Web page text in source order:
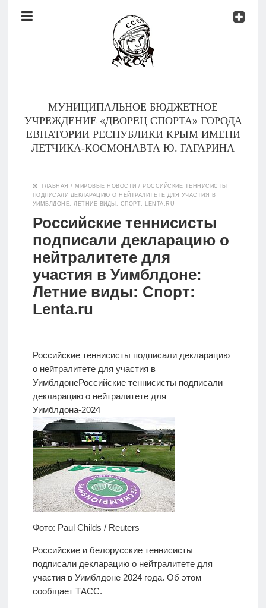
Документы
МУНИЦИПАЛЬНОЕ БЮДЖЕТНОЕ
УЧРЕЖДЕНИЕ «ДВОРЕЦ СПОРТА» ГОРОДА
ЕВПАТОРИИ РЕСПУБЛИКИ КРЫМ ИМЕНИ
ЛЕТЧИКА-КОСМОНАВТА Ю. ГАГАРИНА
Тренеры
Контакты
Новости
Родителям
О
Версия для
ГЛАВНАЯ / МИРОВЫЕ НОВОСТИ / РОССИЙСКИЕ ТЕННИСИСТЫ
ПОДПИСАЛИ ДЕКЛАРАЦИЮ О НЕЙТРАЛИТЕТЕ ДЛЯ УЧАСТИЯ В
УИМБЛДОНЕ: ЛЕТНИЕ ВИДЫ: СПОРТ: LENTA.RU
Российские теннисисты
подписали декларацию о
нейтралитете для
участия в Уимблдоне:
Летние виды: Спорт:
Lenta.ru
Российские теннисисты подписали декларацию
о нейтралитете для участия в
УимблдонеРоссийские теннисисты подписали
декларацию о нейтралитете для
Уимблдона-2024
Фото: Paul Childs / Reuters
Российские и белорусские теннисисты
подписали декларацию о нейтралитете для
участия в Уимблдоне 2024 года. Об этом
сообщает ТАСС.